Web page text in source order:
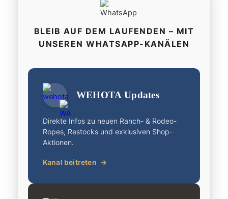
BLEIB AUF DEM LAUFENDEN – MIT
UNSEREN WHATSAPP-KANÄLEN
WEHOTA Updates
Direkte Infos zu neuen Ranch- & Rodeo-
Ropes, Restocks und exklusiven Shop-
Aktionen.
Kanal beitreten →